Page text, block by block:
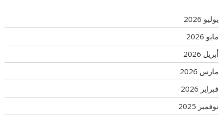
يوليو 2026
مايو 2026
أبريل 2026
مارس 2026
فبراير 2026
نوفمبر 2025